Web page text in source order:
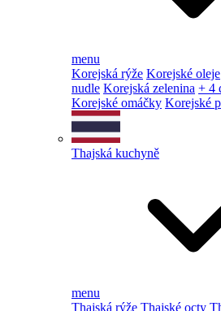
menu
Korejská rýže Korejské oleje
nudle Korejská zelenina + 4
Korejské omáčky Korejské
Thajská kuchyně
menu
Thajská rýže Thajské octy